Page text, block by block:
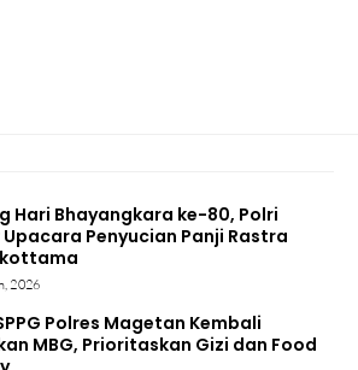
Hari Bhayangkara ke-80, Polri
Penyucian Panji Rastra
2026
Polres Magetan Kembali
MBG, Prioritaskan Gizi dan Food